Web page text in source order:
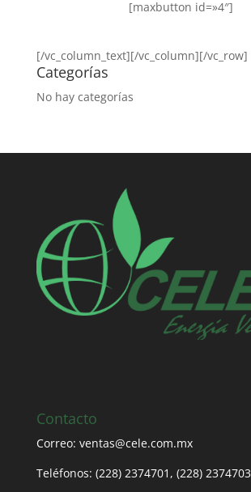
[maxbutton id=»4″]
[/vc_column_text][/vc_column][/vc_row]
Categorías
No hay categorías
Contacto
Correo: ventas@cele.com.mx
Teléfonos: (228) 2374701, (228) 2374703